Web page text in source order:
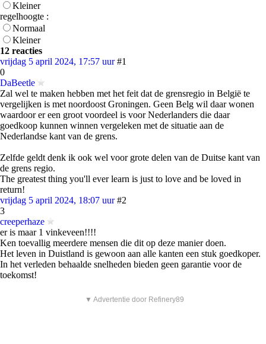
Kleiner
regelhoogte :
Normaal
Kleiner
12 reacties
vrijdag 5 april 2024, 17:57 uur #1
0
DaBeetle
Zal wel te maken hebben met het feit dat de grensregio in België te
vergelijken is met noordoost Groningen. Geen Belg wil daar wonen
waardoor er een groot voordeel is voor Nederlanders die daar
goedkoop kunnen winnen vergeleken met de situatie aan de
Nederlandse kant van de grens.
Zelfde geldt denk ik ook wel voor grote delen van de Duitse kant van
de grens regio.
The greatest thing you'll ever learn is just to love and be loved in
return!
vrijdag 5 april 2024, 18:07 uur #2
3
creeperhaze
er is maar 1 vinkeveen!!!!
Ken toevallig meerdere mensen die dit op deze manier doen.
Het leven in Duistland is gewoon aan alle kanten een stuk goedkoper.
In het verleden behaalde snelheden bieden geen garantie voor de
toekomst!
▼ Advertentie door Refinery89